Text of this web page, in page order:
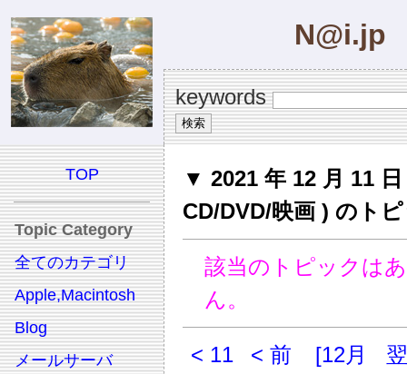
N@i.jp
keywords
TOP
Topic Category
全てのカテゴリ
Apple,Macintosh
Blog
メールサーバ
▼ 2021 年 12 月 11 日
CD/DVD/映画 ) のト
該当のトピックは
ん。
< 11
< 前
[12月